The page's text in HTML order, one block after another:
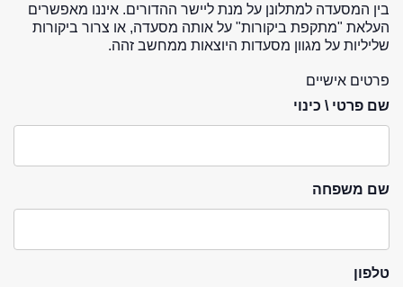
בין המסעדה למתלונן על מנת ליישר ההדורים. איננו מאפשרים
העלאת "מתקפת ביקורות" על אותה מסעדה, או צרור ביקורות
שליליות על מגוון מסעדות היוצאות ממחשב זהה.
פרטים אישיים
שם פרטי \ כינוי
שם משפחה
טלפון